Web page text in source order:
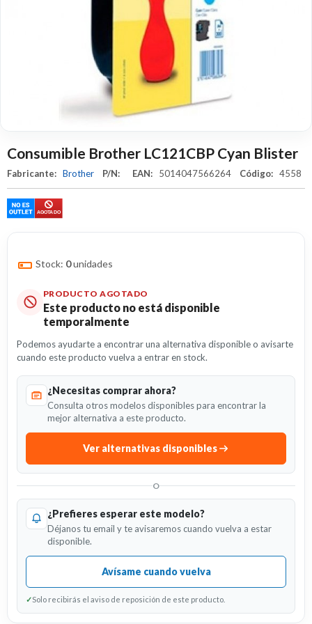
Consumible Brother LC121CBP Cyan Blister
Fabricante: Brother P/N: EAN: 5014047566264 Código: 4558
Stock: 0unidades
PRODUCTO AGOTADO
Este producto no está disponible
temporalmente
Podemos ayudarte a encontrar una alternativa disponible o avisarte
cuando este producto vuelva a entrar en stock.
¿Necesitas comprar ahora?
Consulta otros modelos disponibles para encontrar la
mejor alternativa a este producto.
Ver alternativas disponibles
O
¿Prefieres esperar este modelo?
Déjanos tu email y te avisaremos cuando vuelva a estar
disponible.
Avísame cuando vuelva
✓Solo recibirás el aviso de reposición de este producto.